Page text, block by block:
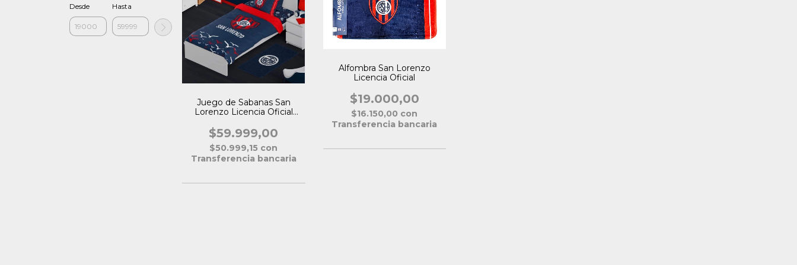
Desde Hasta
Juego de Sabanas San
Lorenzo Licencia Oficial
$59.999,00
$50.999,15 con
Transferencia bancaria
Alfombra San Lorenzo
Licencia Oficial
$19.000,00
$16.150,00 con
Transferencia bancaria